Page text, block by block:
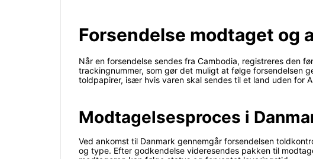
Forsendelse modtaget og
Når en forsendelse sendes fra Cambodia, registreres den
trackingnummer, som gør det muligt at følge forsendelsen
toldpapirer, især hvis varen skal sendes til et land uden for
Modtagelsesproces i
Ved ankomst til Danmark gennemgår forsendelsen
og type. Efter godkendelse videresendes pakken til